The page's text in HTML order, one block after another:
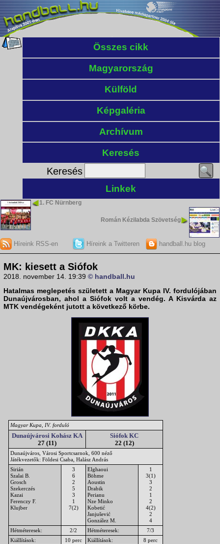
Összes cikk
Magyarország
Külföld
Képgaléria
Archívum
Keresés
Keresés
Linkek
1. FC Nürnberg
Román Kézilabda Szövetség
Híreink RSS-en Híreink a Twitteren handball.hu blog
MK: kiesett a Siófok
2018. november 14. 19:39 © handball.hu
Hatalmas meglepetés született a Magyar Kupa IV. fordulójában
Dunaújvárosban, ahol a Siófok volt a vendég. A Kisvárda az
MTK vendégeként jutott a következő körbe.
Magyar Kupa, IV. forduló
Dunaújvárosi Kohász KA
27 (11)
Siófok KC
22 (12)
Dunaújváros, Városi Sportcsarnok, 600 néző
Játékvezetők: Földesi Csaba, Halász András
Sirián
Szalai B.
Grosch
Szekerczés
Kazai
Ferenczy F.
Klujber
3
6
2
5
3
1
7(2)
Elghaoui
Böhme
Aoustin
Drabik
Perianu
Nze Minko
Kobetić
Janjušević
González M.
1
3(1)
3
2
1
2
4(2)
2
4
Hétméteresek:
2/2 Hétméteresek:
7/3
Kiállítások:
10 perc Kiállítások:
8 perc